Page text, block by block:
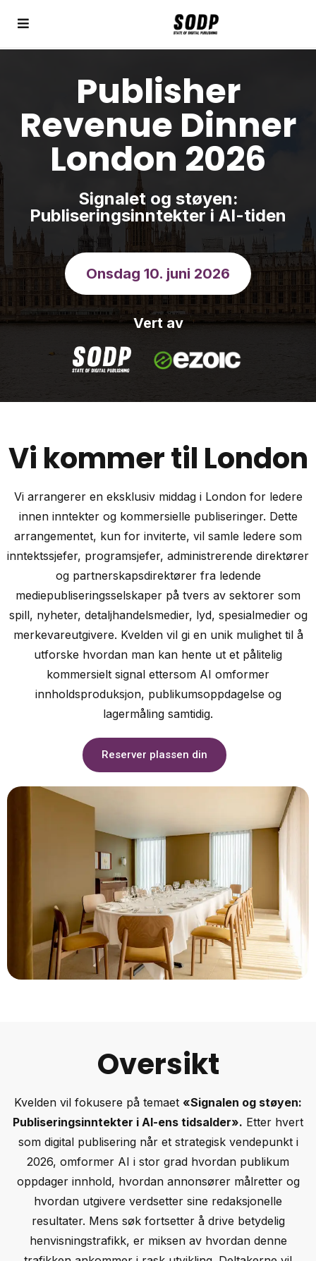
Publisher
Revenue Dinner
London 2026
Signalet og støyen:
Publiseringsinntekter i AI-tiden
Onsdag 10. juni 2026
Vert av
Vi kommer til London
Vi arrangerer en eksklusiv middag i London for ledere
innen inntekter og kommersielle publiseringer. Dette
arrangementet, kun for inviterte, vil samle ledere som
inntektssjefer, programsjefer, administrerende direktører
og partnerskapsdirektører fra ledende
mediepubliseringsselskaper på tvers av sektorer som
spill, nyheter, detaljhandelsmedier, lyd, spesialmedier og
merkevareutgivere. Kvelden vil gi en unik mulighet til å
utforske hvordan man kan hente ut et pålitelig
kommersielt signal ettersom AI omformer
innholdsproduksjon, publikumsoppdagelse og
lagermåling samtidig.
Reserver plassen din
Oversikt
Kvelden vil fokusere på temaet «Signalen og støyen:
Publiseringsinntekter i AI-ens tidsalder». Etter hvert
som digital publisering når et strategisk vendepunkt i
2026, omformer AI i stor grad hvordan publikum
oppdager innhold, hvordan annonsører målretter og
hvordan utgivere verdsetter sine redaksjonelle
resultater. Mens søk fortsetter å drive betydelig
henvisningstrafikk, er miksen av hvordan denne